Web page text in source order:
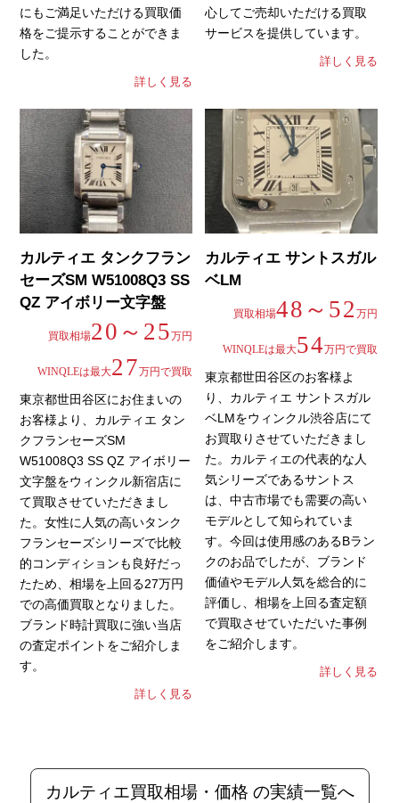
にもご満足いただける買取価
格をご提示することができま
した。
詳しく見る
心してご売却いただける買取
サービスを提供しています。
詳しく見る
カルティエ タンクフラン
セーズSM W51008Q3 SS
QZ アイボリー文字盤
買取相場20～25万円
WINQLEは最大27万円で買取
東京都世田谷区にお住まいの
お客様より、カルティエ タン
クフランセーズSM
W51008Q3 SS QZ アイボリー
文字盤をウィンクル新宿店に
て買取させていただきまし
た。女性に人気の高いタンク
フランセーズシリーズで比較
的コンディションも良好だっ
たため、相場を上回る27万円
での高価買取となりました。
ブランド時計買取に強い当店
の査定ポイントをご紹介しま
す。
詳しく見る
カルティエ サントスガル
ベLM
買取相場48～52 万円
WINQLEは最大54万円で買取
東京都世田谷区のお客様よ
り、カルティエ サントスガル
ベLMをウィンクル渋谷店にて
お買取りさせていただきまし
た。カルティエの代表的な人
気シリーズであるサントス
は、中古市場でも需要の高い
モデルとして知られていま
す。今回は使用感のあるBラン
クのお品でしたが、ブランド
価値やモデル人気を総合的に
評価し、相場を上回る査定額
で買取させていただいた事例
をご紹介します。
詳しく見る
カルティエ買取相場・価格 の実績一覧へ